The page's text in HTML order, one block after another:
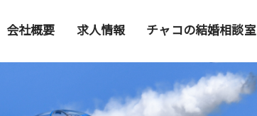
会社概要 求人情報 チャコの結婚相談室